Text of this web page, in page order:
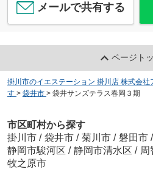
メールで共有する
ページト
掛川市のイエステーション 掛川店 株式会社
す > 袋井市 > 袋井サンズテラス春岡３期
市区町村から探す
掛川市 / 袋井市 / 菊川市 / 磐田市 /
静岡市駿河区 / 静岡市清水区 / 周
牧之原市